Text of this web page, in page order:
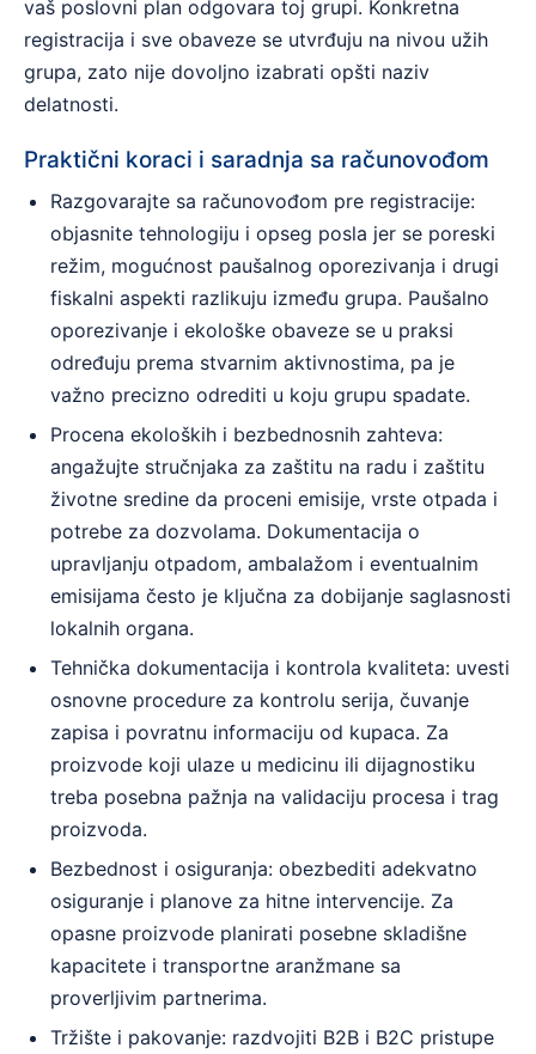
vaš poslovni plan odgovara toj grupi. Konkretna
registracija i sve obaveze se utvrđuju na nivou užih
grupa, zato nije dovoljno izabrati opšti naziv
delatnosti.
Praktični koraci i saradnja sa računovođom
Razgovarajte sa računovođom pre registracije:
objasnite tehnologiju i opseg posla jer se poreski
režim, mogućnost paušalnog oporezivanja i drugi
fiskalni aspekti razlikuju između grupa. Paušalno
oporezivanje i ekološke obaveze se u praksi
određuju prema stvarnim aktivnostima, pa je
važno precizno odrediti u koju grupu spadate.
Procena ekoloških i bezbednosnih zahteva:
angažujte stručnjaka za zaštitu na radu i zaštitu
životne sredine da proceni emisije, vrste otpada i
potrebe za dozvolama. Dokumentacija o
upravljanju otpadom, ambalažom i eventualnim
emisijama često je ključna za dobijanje saglasnosti
lokalnih organa.
Tehnička dokumentacija i kontrola kvaliteta: uvesti
osnovne procedure za kontrolu serija, čuvanje
zapisa i povratnu informaciju od kupaca. Za
proizvode koji ulaze u medicinu ili dijagnostiku
treba posebna pažnja na validaciju procesa i trag
proizvoda.
Bezbednost i osiguranja: obezbediti adekvatno
osiguranje i planove za hitne intervencije. Za
opasne proizvode planirati posebne skladišne
kapacitete i transportne aranžmane sa
proverljivim partnerima.
Tržište i pakovanje: razdvojiti B2B i B2C pristupe